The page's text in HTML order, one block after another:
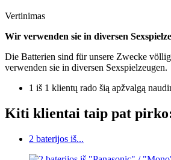
Vertinimas
Wir verwenden sie in diversen
Die Batterien sind für unsere Zwecke
verwenden sie in diversen Sexspielzeugen.
1 iš 1 klientų rado šią apžvalgą
Kiti klientai taip pat
2 baterijos iš...